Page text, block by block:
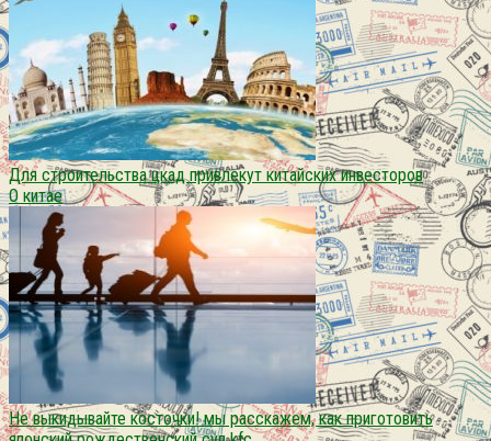
Для строительства цкад привлекут китайских инвесторов
О китае
Не выкидывайте косточки! мы расскажем, как приготовить